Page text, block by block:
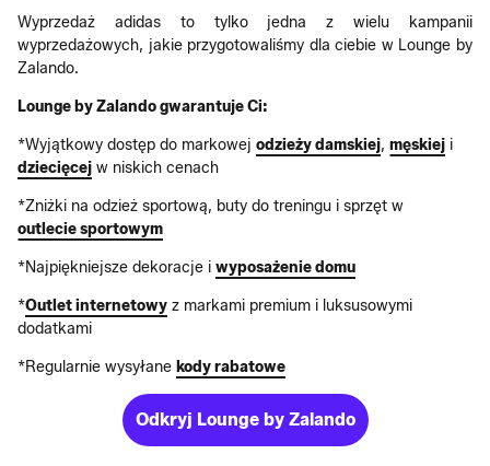
Wyprzedaż adidas to tylko jedna z wielu kampanii
wyprzedażowych, jakie przygotowaliśmy dla ciebie w Lounge by
Zalando.
Lounge by Zalando gwarantuje Ci:
*Wyjątkowy dostęp do markowej odzieży damskiej, męskiej i
dziecięcej w niskich cenach
*Zniżki na odzież sportową, buty do treningu i sprzęt w
outlecie sportowym
*Najpiękniejsze dekoracje i wyposażenie domu
*Outlet internetowy z markami premium i luksusowymi
dodatkami
*Regularnie wysyłane kody rabatowe
Odkryj Lounge by Zalando